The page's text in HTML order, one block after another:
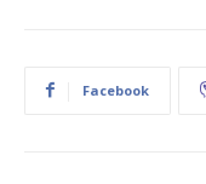
Facebook